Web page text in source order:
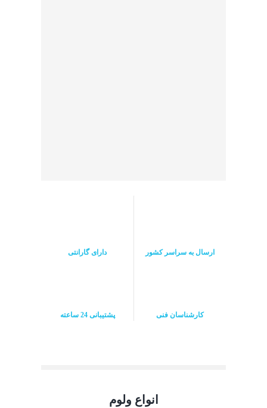
ارسال به سراسر کشور دارای گارانتی
کارشناسان فنی پشتیبانی 24 ساعته
انواع ولوم